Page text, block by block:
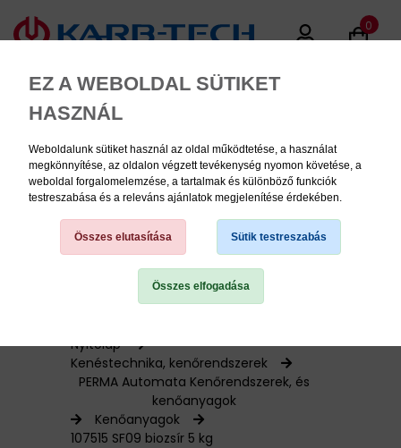
EZ A WEBOLDAL SÜTIKET
HASZNÁL
Weboldalunk sütiket használ az oldal működtetése, a használat
megkönnyítése, az oldalon végzett tevékenység nyomon követése, a
weboldal forgalomelemzése, a tartalmak és különböző funkciók
testreszabása és a releváns ajánlatok megjelenítése érdekében.
Összes elutasítása Sütik testreszabás
Összes elfogadása
0
MENU
KÉZISZERSZÁMOK
HAJTÁSTECHNIKA
Termékinformációk
Nyitólap
Kenéstechnika, kenőrendszerek
PERMA Automata Kenőrendszerek, és
kenőanyagok
Kenőanyagok
107515 SF09 biozsír 5 kg